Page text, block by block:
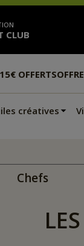
CLUB
15€ OFFERTS
créatives
Chefs